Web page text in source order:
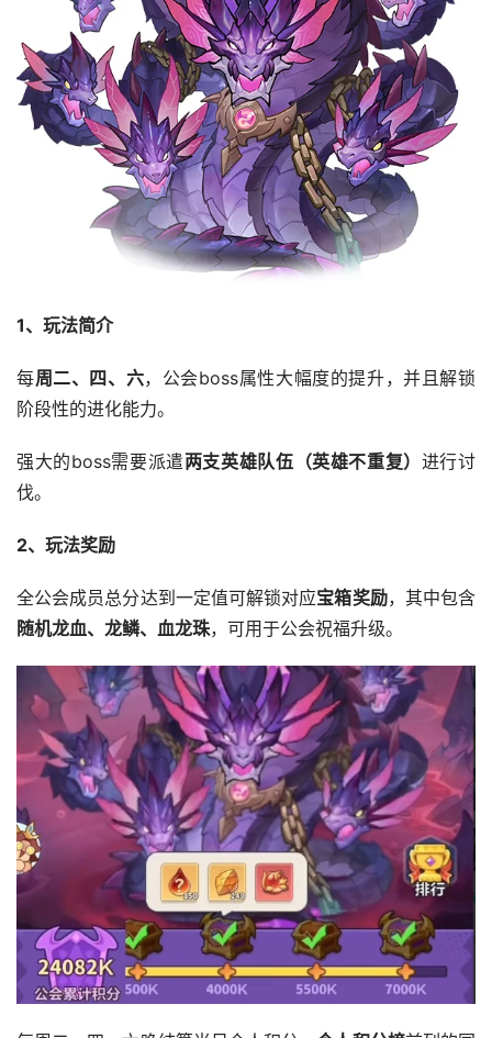
1、玩法简介
每周二、四、六，公会boss属性大幅度的提升，并且解锁
阶段性的进化能力。
强大的boss需要派遣两支英雄队伍（英雄不重复） 进行讨
伐。
2、玩法奖励
全公会成员总分达到一定值可解锁对应宝箱奖励，其中包含
随机龙血、龙鳞、血龙珠，可用于公会祝福升级。